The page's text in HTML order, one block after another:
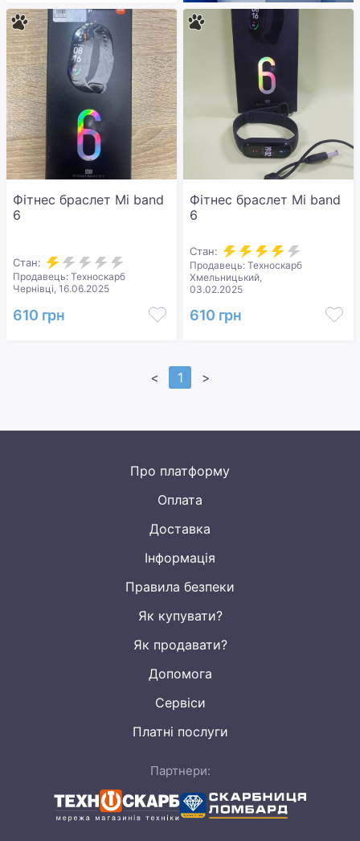
Фітнес браслет Mi band
6
Стан:
Продавець: Техноскарб
Чернівці, 16.06.2025
610 грн
Фітнес браслет Mi band
6
Стан:
Продавець: Техноскарб
Хмельницький,
03.02.2025
610 грн
< 1 >
Про платформу
Оплата
Доставка
Інформація
Правила безпеки
Як купувати?
Як продавати?
Допомога
Сервіси
Платні послуги
Партнери: